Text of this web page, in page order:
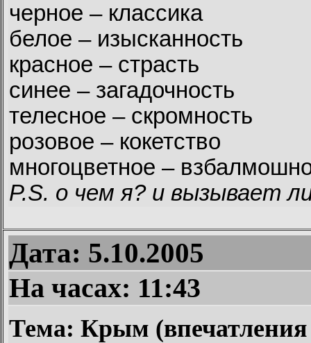
черное – классика
белое – изысканность
красное – страсть
синее – загадочность
телесное – скромность
розовое – кокетство
многоцветное –
P.S. о чем я? и вызывает
Дата: 5.10.2005
На часах: 11:43
Тема: Крым